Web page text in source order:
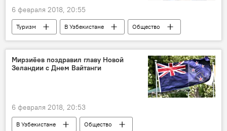
6 февраля 2018, 20:55
Туризм В Узбекистане
Общество
Узбекистан
Шавкат Мирзиёев
туристы
Мирзиёев поздравил главу Новой
Зеландии с Днем Вайтанги
6 февраля 2018, 20:53
В Узбекистане
Общество